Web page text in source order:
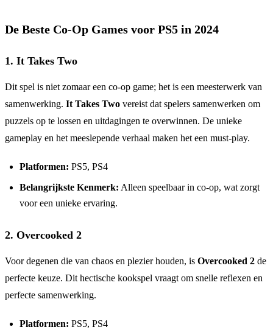
De Beste Co-Op Games voor PS5 in 2024
1. It Takes Two
Dit spel is niet zomaar een co-op game; het is een meesterwerk van
samenwerking. It Takes Two vereist dat spelers samenwerken om
puzzels op te lossen en uitdagingen te overwinnen. De unieke
gameplay en het meeslepende verhaal maken het een must-play.
Platformen: PS5, PS4
Belangrijkste Kenmerk: Alleen speelbaar in co-op, wat zorgt
voor een unieke ervaring.
2. Overcooked 2
Voor degenen die van chaos en plezier houden, is Overcooked 2 de
perfecte keuze. Dit hectische kookspel vraagt om snelle reflexen en
perfecte samenwerking.
Platformen: PS5, PS4